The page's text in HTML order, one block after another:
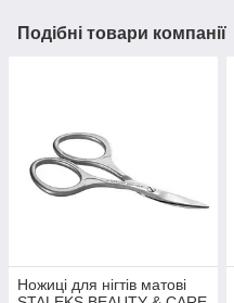
Подібні товари компанії
Ножиці для нігтів матові